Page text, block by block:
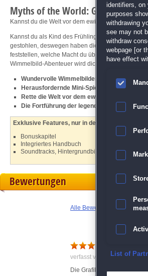
Myths of the World: Gestohlener
Kannst du die Welt vor dem ewigen Winter
Kannst du als Kind des Frühlings die Welt vor
gestohlen, deswegen haben die Opfer dich um
feststellen, welche Macht du über sie hast! Auf
Wimmelbild-Abenteuer wird dich nicht mehr
Wundervolle Wimmelbilder
Herausfordernde Mini-Spiele
Rette die Welt vor dem ewigen Winter!
Die Fortführung der legendären
Myths of
Exklusive Features, nur in der Sammleredition:
Bonuskapitel
Integriertes Handbuch
Soundtracks, Hintergrundbilder und mehr
Bewertungen
Alle Bewertungen anzeigen
verfasst von Anonym am
Die Grafik ist mystisch und
identifiers, on
purposes
withdrawing
see may not
withdraw
webpage [or
have effect
List of